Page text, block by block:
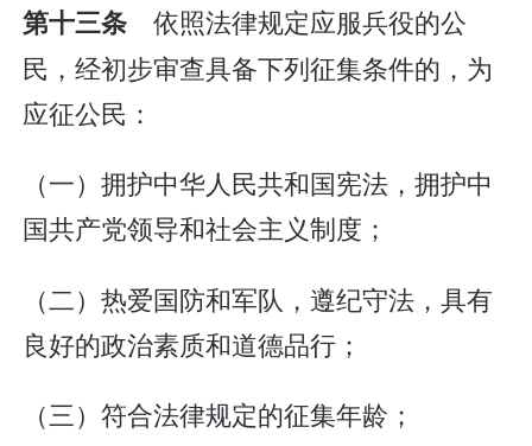
第十三条 依照法律规定应服兵役的公
民，经初步审查具备下列征集条件的，为
应征公民：
（一）拥护中华人民共和国宪法，拥护中
国共产党领导和社会主义制度；
（二）热爱国防和军队，遵纪守法，具有
良好的政治素质和道德品行；
（三）符合法律规定的征集年龄；